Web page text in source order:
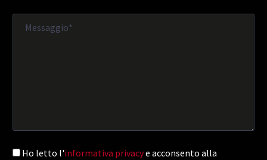
Ho letto l'informativa privacye acconsento alla